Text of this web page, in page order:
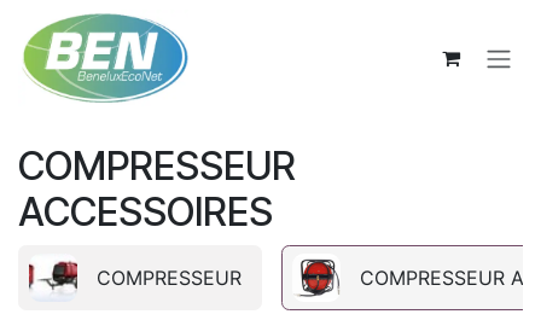
Se rendre au contenu
COMPRESSEUR
ACCESSOIRES
COMPRESSEUR COMPRESSEUR